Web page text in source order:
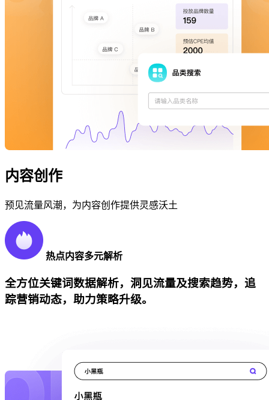
内容创作
预见流量风潮，为内容创作提供灵感沃土
热点内容多元解析
全方位关键词数据解析，洞见流量及搜索趋势，追
踪营销动态，助力策略升级。